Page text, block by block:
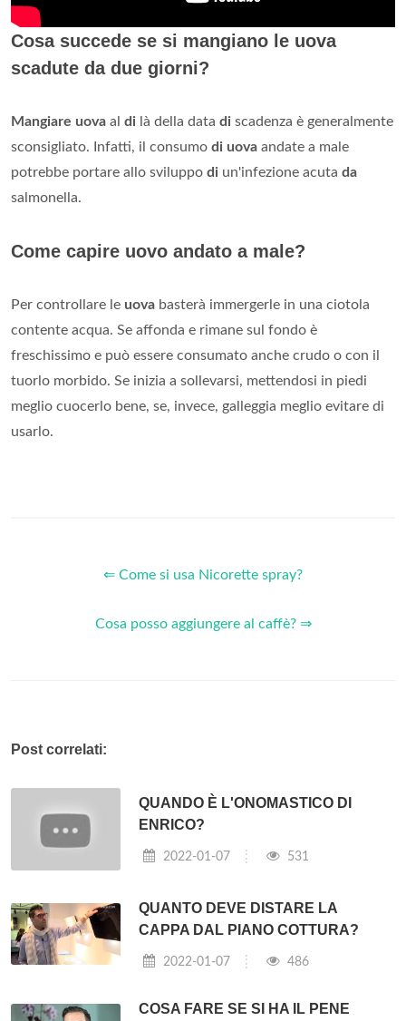
Cosa succede se si mangiano le uova
scadute da due giorni?
Mangiare uova al di là della data di scadenza è generalmente
sconsigliato. Infatti, il consumo di uova andate a male
potrebbe portare allo sviluppo di un'infezione acuta da
salmonella.
Come capire uovo andato a male?
Per controllare le uova basterà immergerle in una ciotola
contente acqua. Se affonda e rimane sul fondo è
freschissimo e può essere consumato anche crudo o con il
tuorlo morbido. Se inizia a sollevarsi, mettendosi in piedi
meglio cuocerlo bene, se, invece, galleggia meglio evitare di
usarlo.
⇐ Come si usa Nicorette spray?
Cosa posso aggiungere al caffè? ⇒
Post correlati:
QUANDO È L'ONOMASTICO DI
ENRICO?
2022-01-07 531
QUANTO DEVE DISTARE LA
CAPPA DAL PIANO COTTURA?
2022-01-07 486
COSA FARE SE SI HA IL PENE